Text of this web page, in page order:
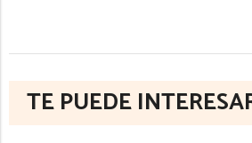
TE PUEDE